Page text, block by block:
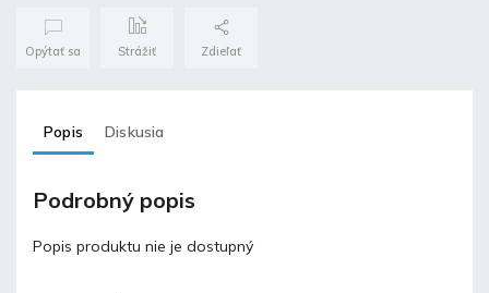
Opýtať sa Strážiť Zdieľať
Popis Diskusia
Podrobný popis
Popis produktu nie je dostupný